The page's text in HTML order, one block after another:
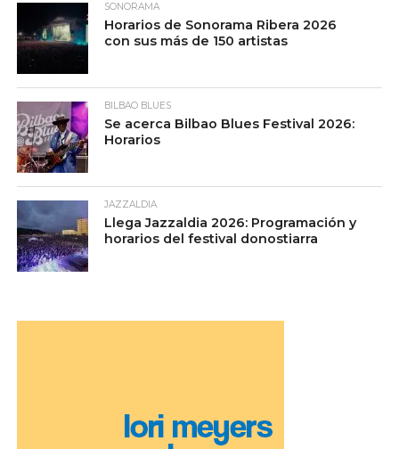
SONORAMA
Horarios de Sonorama Ribera 2026
con sus más de 150 artistas
BILBAO BLUES
Se acerca Bilbao Blues Festival 2026:
Horarios
JAZZALDIA
Llega Jazzaldia 2026: Programación y
horarios del festival donostiarra